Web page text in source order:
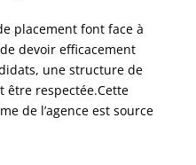
placement font face à
devoir efficacement
une structure de
respectée.Cette
de l’agence est source